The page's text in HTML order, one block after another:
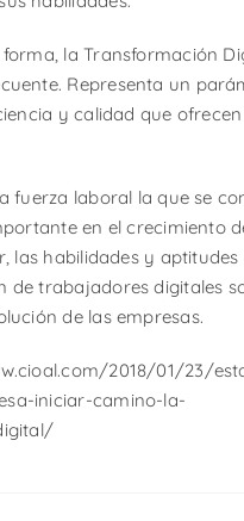
la Transformación
Representa un
y calidad que
fuerza laboral la que se
en el crecimiento
las habilidades y aptitudes
de trabajadores digitales
de las empresas.
2018/01/23/
iniciar-camino-la-